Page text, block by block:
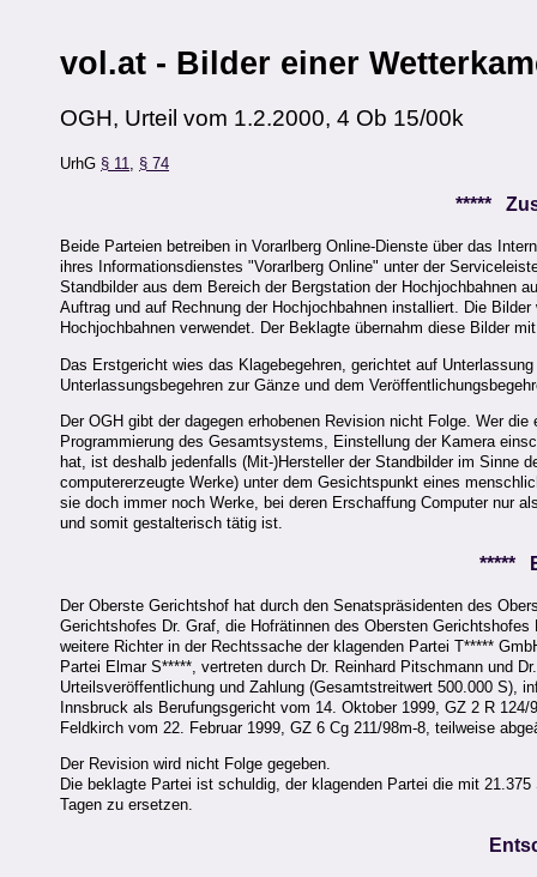
vol.at - Bilder einer
OGH, Urteil vom 1.2.2000, 4 Ob 15/00k
UrhG § 11, § 74
*****
Beide Parteien betreiben in Vorarlberg Online-Dienste über das
ihres Informationsdienstes "Vorarlberg Online" unter der
Standbilder aus dem Bereich der Bergstation der Hochjochbahnen
Auftrag und auf Rechnung der Hochjochbahnen installiert. Die
Hochjochbahnen verwendet. Der Beklagte übernahm diese Bilder
Das Erstgericht wies das Klagebegehren, gerichtet auf
Unterlassungsbegehren zur Gänze und dem
Der OGH gibt der dagegen erhobenen Revision nicht Folge. Wer
Programmierung des Gesamtsystems, Einstellung der Kamera
hat, ist deshalb jedenfalls (Mit-)Hersteller der Standbilder im Sinne
computererzeugte Werke) unter dem Gesichtspunkt eines
sie doch immer noch Werke, bei deren Erschaffung Computer nur
und somit gestalterisch tätig ist.
*****
Der Oberste Gerichtshof hat durch den Senatspräsidenten des
Gerichtshofes Dr. Graf, die Hofrätinnen des Obersten
weitere Richter in der Rechtssache der klagenden Partei T*****
Partei Elmar S*****, vertreten durch Dr. Reinhard Pitschmann und
Urteilsveröffentlichung und Zahlung (Gesamtstreitwert 500.000 S),
Innsbruck als Berufungsgericht vom 14. Oktober 1999, GZ 2 R
Feldkirch vom 22. Februar 1999, GZ 6 Cg 211/98m-8, teilweise
Der Revision wird nicht Folge gegeben.
Die beklagte Partei ist schuldig, der klagenden Partei die mit
Tagen zu ersetzen.